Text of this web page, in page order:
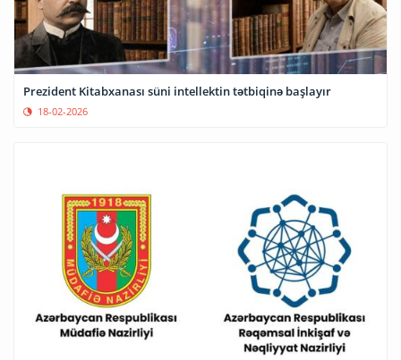
Prezident Kitabxanası süni intellektin tətbiqinə başlayır
18-02-2026